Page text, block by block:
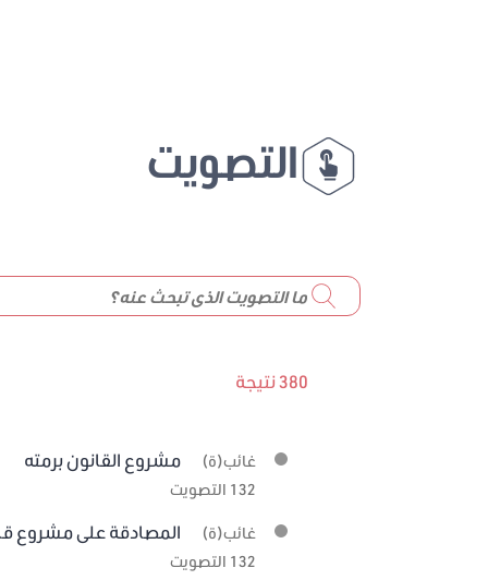
التصويت
380 نتيجة
غائب(ة) مشروع القانون برمته
132 التصويت
غائب(ة) المصادقة على مشروع قانون عدد
132 التصويت